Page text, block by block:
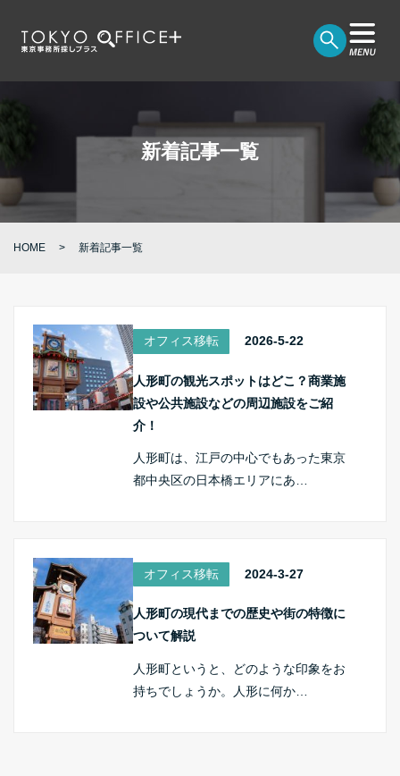
新着記事一覧
HOME 新着記事一覧
オフィス移転 2026-5-22
人形町の観光スポットはどこ？商業施
設や公共施設などの周辺施設をご紹
介！
人形町は、江戸の中心でもあった東京
都中央区の日本橋エリアにあ…
オフィス移転 2024-3-27
人形町の現代までの歴史や街の特徴に
ついて解説
人形町というと、どのような印象をお
持ちでしょうか。人形に何か…